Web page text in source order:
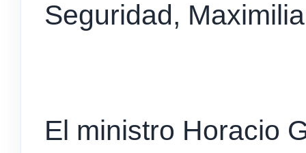
Seguridad,
El ministro Horacio